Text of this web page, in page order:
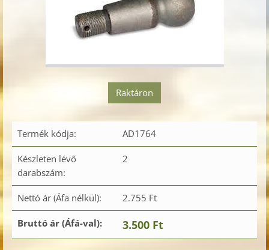
Raktáron
Termék kódja: AD1764
Készleten lévő
darabszám:
2
Nettó ár (Áfa nélkül): 2.755 Ft
Bruttó ár (Áfá-val): 3.500 Ft